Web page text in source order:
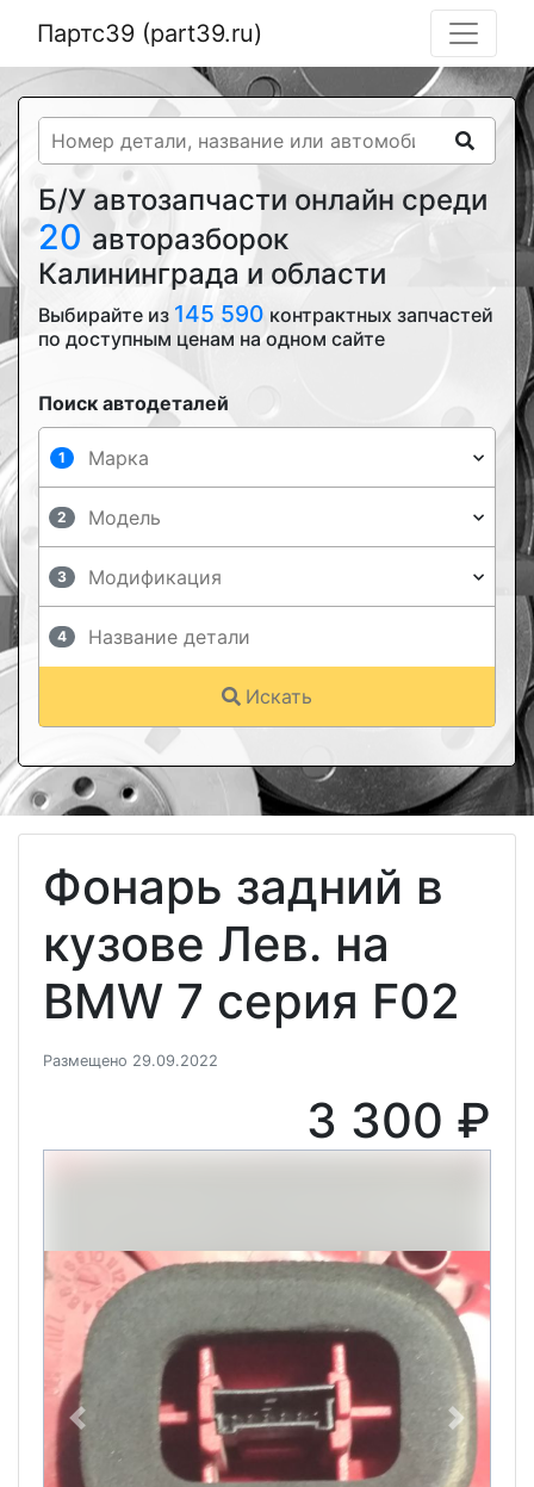
Партс39 (part39.ru)
Б/У автозапчасти онлайн среди
20 авторазборок
Калининграда и области
Выбирайте из 145 590 контрактных запчастей
по доступным ценам на одном сайте
Поиск автодеталей
1
2
3
4
Искать
Фонарь задний в
кузове Лев. на
BMW 7 серия F02
Размещено 29.09.2022
3 300 ₽
Previous Next